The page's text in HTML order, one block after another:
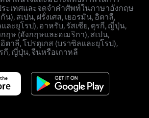
ระเทศและจดจำคำศัพท์ในภาษาอังกฤษ
), สเปน, ฝรั่งเศส, เยอรมัน, อิตาลี,
ละยุโรป), อาหรับ, รัสเซีย, ตุรกี, ญี่ปุ่น,
ฤษ (อังกฤษและอเมริกา), สเปน,
อิตาลี, โปรตุเกส (บราซิลและยุโรป),
กี, ญี่ปุ่น, จีนหรือเกาหลี